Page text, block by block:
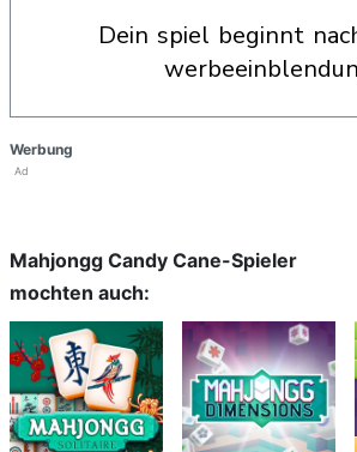
dein spiel beginnt nach dieser
Werbung
Ad
Mahjongg Candy Cane-Spieler
mochten auch: